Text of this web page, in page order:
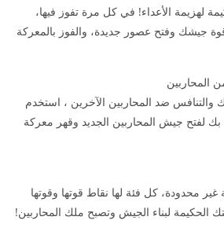
لهزيمة الأعداء! في كل مرة تفوز فيها،
جيشك وفتح عصور جديدة، والفوز بالمعركة
المحاربين
والتنافس ضد المحاربين الآخرين ، استخدم
لفتح جيش المحاربين الجديد وقهر معركة
غير محدودة، كل فئة لها نقاط قوتها وقوتها
الحكيمة لبناء الجيش وتصبح ملك المحاربين!